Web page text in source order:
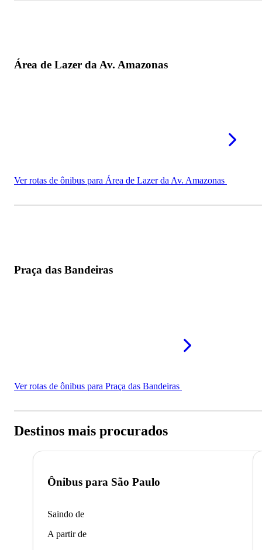
Área de Lazer da Av. Amazonas
Ver rotas de ônibus para Área de Lazer da Av. Amazonas
Praça das Bandeiras
Ver rotas de ônibus para Praça das Bandeiras
Destinos mais procurados
Ônibus para São Paulo
Saindo de
A partir de